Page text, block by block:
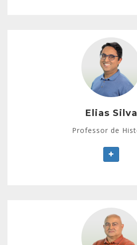
Elias Silva
Professor de
Elias Silva
Pós-graduado em História com
da UFF.
Trabalha há mais de 15 anos
para todas as faixas
vestibulares
Utiliza uma linguagem própria e
atenção dos
Gualter
Mais de 20 anos de